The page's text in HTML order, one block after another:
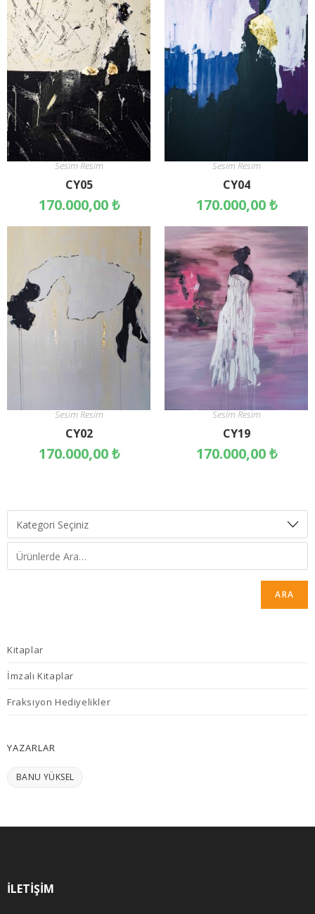
Sesim Resim
CY05
170.000,00₺
Sesim Resim
CY04
170.000,00₺
Sesim Resim
CY02
170.000,00₺
Sesim Resim
CY19
170.000,00₺
ARA
Kitaplar
İmzalı Kitaplar
Fraksiyon Hediyelikler
YAZARLAR
BANU YÜKSEL
İLETIŞIM